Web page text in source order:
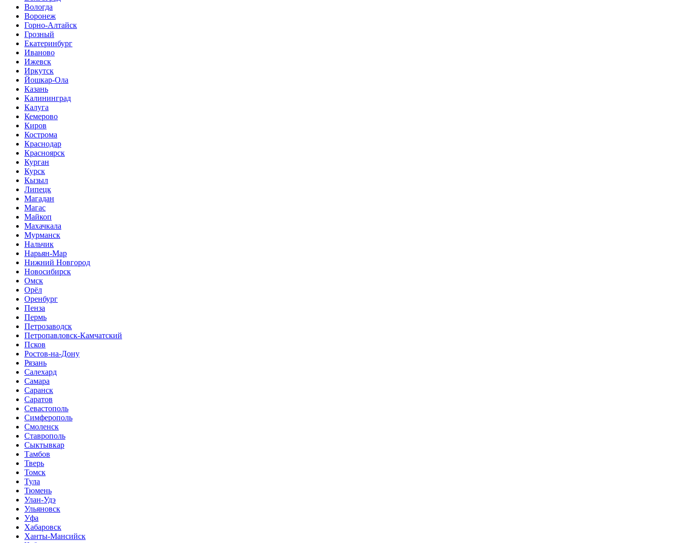
Вологда
Воронеж
Горно-Алтайск
Грозный
Екатеринбург
Иваново
Ижевск
Иркутск
Йошкар-Ола
Казань
Калининград
Калуга
Кемерово
Киров
Кострома
Краснодар
Красноярск
Курган
Курск
Кызыл
Липецк
Магадан
Магас
Майкоп
Махачкала
Мурманск
Нальчик
Нарьян-Мар
Нижний Новгород
Новосибирск
Омск
Орёл
Оренбург
Пенза
Пермь
Петрозаводск
Петропавловск-Камчатский
Псков
Ростов-на-Дону
Рязань
Салехард
Самара
Саранск
Саратов
Севастополь
Симферополь
Смоленск
Ставрополь
Сыктывкар
Тамбов
Тверь
Томск
Тула
Тюмень
Улан-Удэ
Ульяновск
Уфа
Хабаровск
Ханты-Мансийск